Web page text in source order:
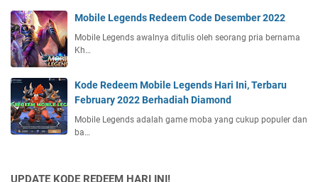
Mobile Legends Redeem Code Desember 2022
Mobile Legends awalnya ditulis oleh seorang pria bernama
Kh…
Kode Redeem Mobile Legends Hari Ini, Terbaru
February 2022 Berhadiah Diamond
Mobile Legends adalah game moba yang cukup populer dan
ba…